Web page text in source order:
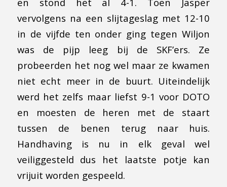
vervolgens na een slijtageslag met 12-10
in de vijfde ten onder ging tegen Wiljon
was de pijp leeg bij de SKF’ers. Ze
probeerden het nog wel maar ze kwamen
niet echt meer in de buurt. Uiteindelijk
werd het zelfs maar liefst 9-1 voor DOTO
en moesten de heren met de staart
tussen de benen terug naar huis.
Handhaving is nu in elk geval wel
veiliggesteld dus het laatste potje kan
vrijuit worden gespeeld.